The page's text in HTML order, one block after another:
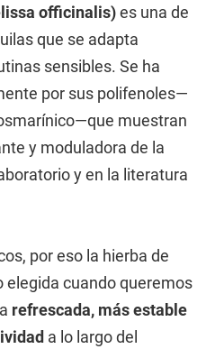
officinalis)es una de
que se adapta
sensibles. Se ha
por sus polifenoles—
muestran
y moduladora de la
y en la literatura
por eso la hierba de
elegida cuando queremos
refrescada, más estable
a lo largo del